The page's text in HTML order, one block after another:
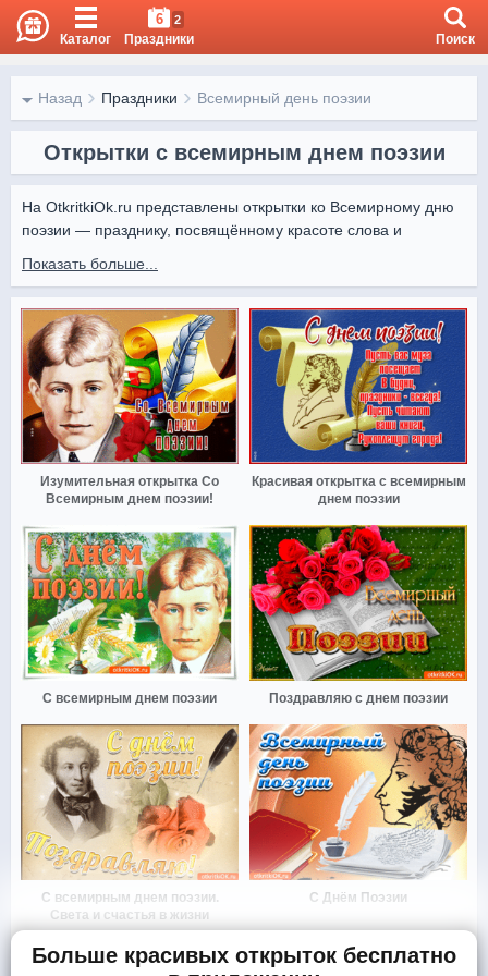
Каталог
6 2
Праздники Поиск
Назад Праздники Всемирный день поэзии
Открытки с всемирным днем поэзии
На OtkritkiOk.ru представлены открытки ко Всемирному дню
поэзии — празднику, посвящённому красоте слова и
любителей литературы и всех, кто ценит силу поэтического
искусства.
Показать больше...
Изумительная открытка Со
Всемирным днем поэзии!
Красивая открытка с всемирным
днем поэзии
С всемирным днем поэзии Поздравляю с днем поэзии
С всемирным днем поэзии.
Света и счастья в жизни
С Днём Поэзии
Больше красивых открыток бесплатно